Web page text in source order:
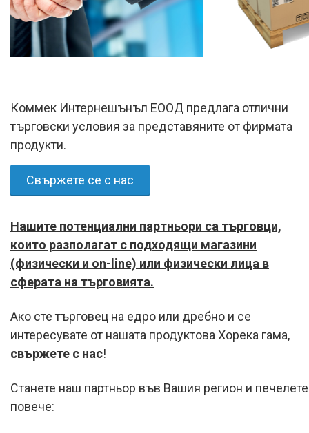
Коммек Интернешънъл ЕООД предлага отлични
търговски условия за представяните от фирмата
продукти.
Свържете се с нас
Нашите потенциални партньори са търговци,
които разполагат с подходящи магазини
(физически и on-line) или физически лица в
сферата на търговията.
Ако сте търговец на едро или дребно и се
интересувате от нашата продуктова Хорека гама,
свържете с нас!
Станете наш партньор във Вашия регион и печелете
повече: